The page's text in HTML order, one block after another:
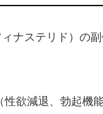
ナステリド）の
欲減退、勃起機